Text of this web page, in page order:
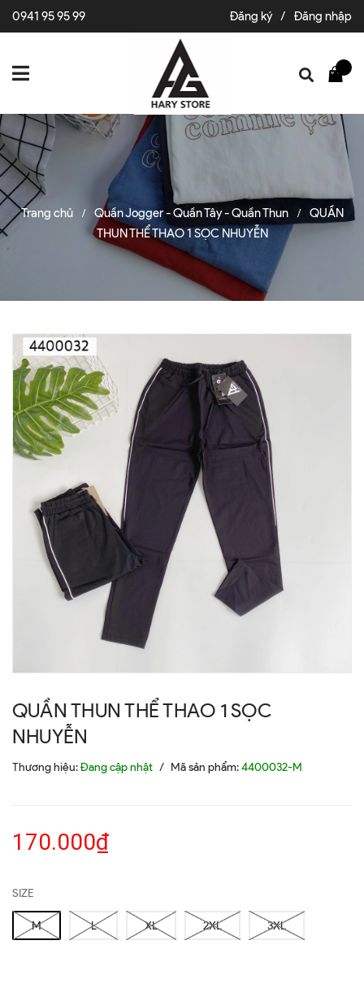
0941 95 95 99 Đăng ký / Đăng nhập
Trang chủ / Quần Jogger - Quần Tây - Quần Thun /
QUẦN
THUN THỂ THAO 1 SỌC NHUYỄN
QUẦN THUN THỂ THAO 1 SỌC
NHUYỄN
Thương hiệu:Đang cập nhật / Mã sản phẩm:4400032-M
170.000₫
SIZE
M L XL 2XL 3XL